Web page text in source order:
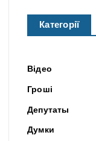
Категорії
Відео
Гроші
Депутаты
Думки